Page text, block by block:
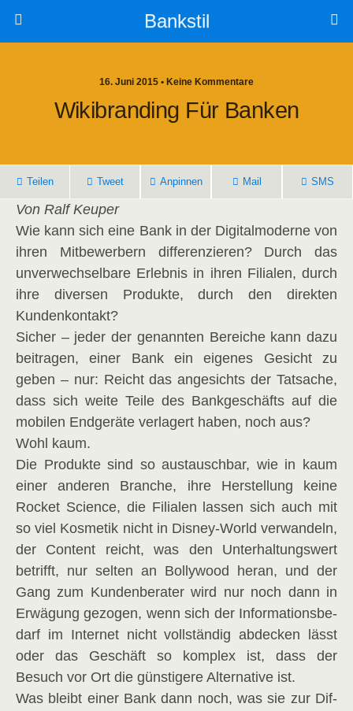
Bankstil
16. Juni 2015 • Keine Kommentare
Wiki­bran­ding Für Banken
Tei­len Tweet Anpin­nen Mail SMS
Von Ralf Keuper
Wie kann sich eine Bank in der Digi­tal­mo­der­ne von
ihren Mit­be­wer­bern dif­fe­ren­zie­ren? Durch das
unver­wech­sel­ba­re Erleb­nis in ihren Filia­len, durch
ihre diver­sen Pro­duk­te, durch den direk­ten
Kundenkontakt?
Sicher – jeder der genann­ten Berei­che kann dazu
bei­tra­gen, einer Bank ein eige­nes Gesicht zu
geben – nur: Reicht das ange­sichts der Tat­sa­che,
dass sich wei­te Tei­le des Bank­ge­schäfts auf die
mobi­len End­ge­rä­te ver­la­gert haben, noch aus?
Wohl kaum.
Die Pro­duk­te sind so aus­tausch­bar, wie in kaum
einer ande­ren Bran­che, ihre Her­stel­lung kei­ne
Rocket Sci­ence, die Filia­len las­sen sich auch mit
so viel Kos­me­tik nicht in Dis­ney-World ver­wan­deln,
der Con­tent reicht, was den Unter­hal­tungs­wert
betrifft, nur sel­ten an Bol­ly­wood her­an, und der
Gang zum Kun­den­be­ra­ter wird nur noch dann in
Erwä­gung gezo­gen, wenn sich der Infor­ma­ti­ons­be­
darf im Inter­net nicht voll­stän­dig abde­cken lässt
oder das Geschäft so kom­plex ist, dass der
Besuch vor Ort die güns­ti­ge­re Alter­na­ti­ve ist.
Was bleibt einer Bank dann noch, was sie zur Dif­